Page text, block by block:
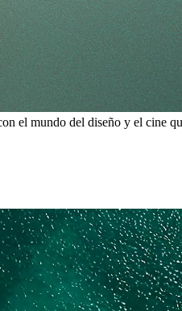
el mundo del diseño y el cine